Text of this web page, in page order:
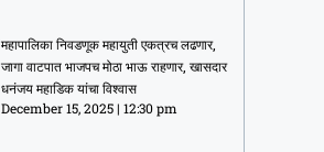
महापालिका निवडणूक महायुती एकत्रच लढणार,
जागा वाटपात भाजपच मोठा भाऊ राहणार, खासदार
धनंजय महाडिक यांचा विश्वास
December 15, 2025 12:30 pm